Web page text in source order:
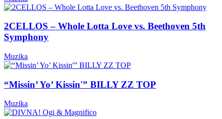
2CELLOS – Whole Lotta Love vs. Beethoven 5th
Symphony
Muzika
“Missin’ Yo’ Kissin'” BILLY ZZ TOP
Muzika